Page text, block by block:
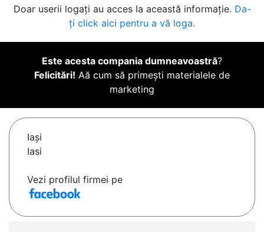
Doar userii logați au acces la această informație. Da-
ți click aici pentru a vă loga.
Este acesta compania dumneavoastră?
Felicitări! Aă cum să primești materialele de
marketing
Iaşi
Iasi
Vezi profilul firmei pe